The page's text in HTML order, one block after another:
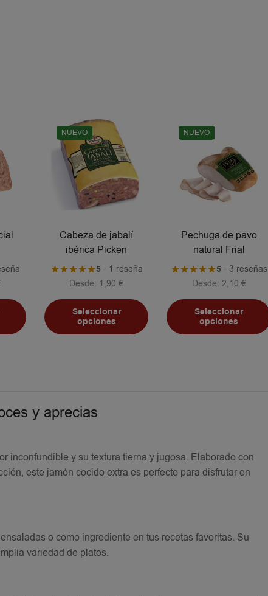
NUEVO
Cabeza de jabalí
ibérica Picken
5- 1 reseña
Desde: 1,90€
Seleccionar
opciones
NUEVO
Pechuga de pavo
natural Frial
5- 3 reseñas
Desde: 2,10 €
Seleccionar
opciones
y aprecias
inconfundible y su textura tierna y jugosa. Elaborado con
este jamón cocido extra es perfecto para disfrutar en
o como ingrediente en tus recetas favoritas. Su
variedad de platos.